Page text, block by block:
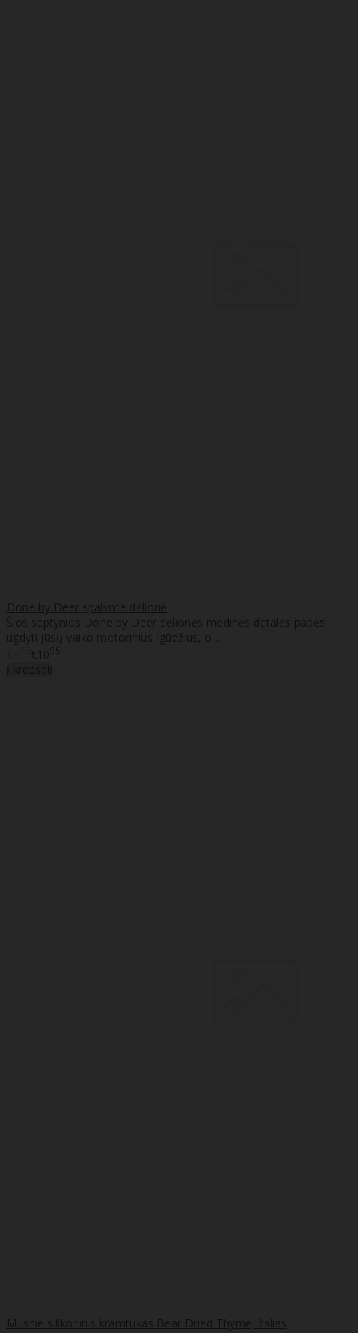
Done by Deer spalvota dėlionė
Šios septynios Done by Deer dėlionės medinės detalės padės
ugdyti Jūsų vaiko motorinius įgūdžius, o ..
€1095
Mushie silikoninis kramtukas Bear Dried Thyme, žalias